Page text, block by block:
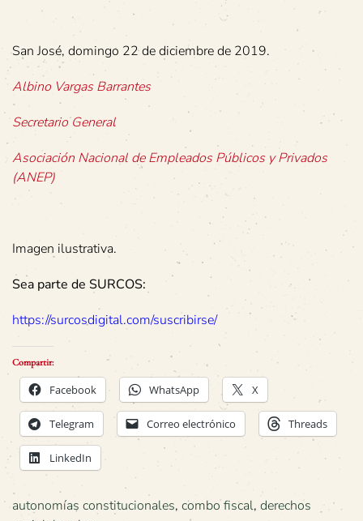
San José, domingo 22 de diciembre de 2019.
Albino Vargas Barrantes
Secretario General
Asociación Nacional de Empleados Públicos y Privados
(ANEP)
Imagen ilustrativa.
Sea parte de SURCOS:
https://surcosdigital.com/suscribirse/
Compartir:
Facebook WhatsApp X
Telegram Correo electrónico Threads
LinkedIn
autonomías constitucionales, combo fiscal, derechos